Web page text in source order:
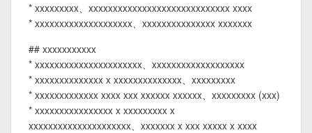
* xxxxxxxxx、xxxxxxxxxxxxxxxxxxxxxxxxxxxxx xxxx
* xxxxxxxxxxxxxxxxxxxx、xxxxxxxxxxxxxxx xxxxxxx
## xxxxxxxxxxx
* xxxxxxxxxxxxxxxxxxxxxx、xxxxxxxxxxxxxxxxxxx
* xxxxxxxxxxxxxx x xxxxxxxxxxxxxx、xxxxxxxxx
* xxxxxxxxxxxxx xxxx xxx xxxxxx xxxxxx、xxxxxxxxx (xxx)
* xxxxxxxxxxxxxxxx x xxxxxxxxx x
xxxxxxxxxxxxxxxxxxxxx、xxxxxxx x xxx xxxxx x xxxx